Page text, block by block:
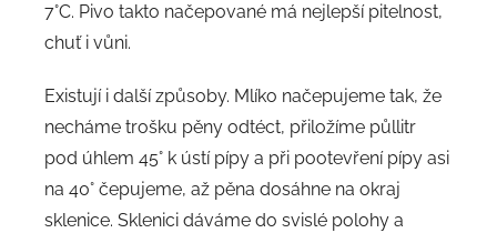
7°C. Pivo takto načepované má nejlepší pitelnost,
chuť i vůni.
Existují i další způsoby. Mlíko načepujeme tak, že
necháme trošku pěny odtéct, přiložíme půllitr
pod úhlem 45° k ústí pípy a při pootevření pípy asi
na 40° čepujeme, až pěna dosáhne na okraj
sklenice. Sklenici dáváme do svislé polohy a